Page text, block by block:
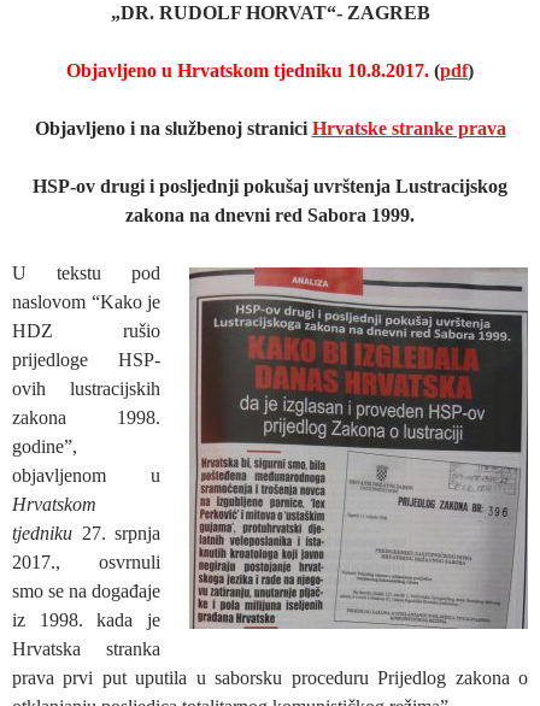
„DR. RUDOLF HORVAT“- ZAGREB
Objavljeno u Hrvatskom tjedniku 10.8.2017. (pdf)
Objavljeno i na službenoj stranici Hrvatske stranke prava
HSP-ov drugi i posljednji pokušaj uvrštenja Lustracijskog
zakona na dnevni red Sabora 1999.
U tekstu pod
naslovom “Kako je
HDZ rušio
prijedloge HSP-
ovih lustracijskih
zakona 1998.
godine”,
objavljenom u
Hrvatskom
tjedniku 27. srpnja
2017., osvrnuli
smo se na događaje
iz 1998. kada je
Hrvatska stranka
prava prvi put uputila u saborsku proceduru Prijedlog zakona o